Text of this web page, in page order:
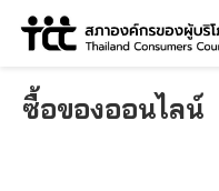
Skip
ซื้อของออนไลน์